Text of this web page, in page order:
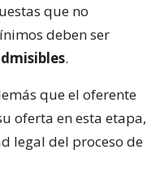
que no
deben ser
.
que el oferente
oferta en esta etapa,
legal del proceso de